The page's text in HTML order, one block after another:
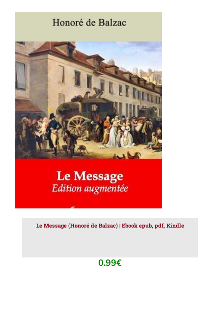
AJOUTER AU PANIER DÉTAILS
Le Message (Honoré de Balzac) | Ebook epub, pdf, Kindle
0.99€